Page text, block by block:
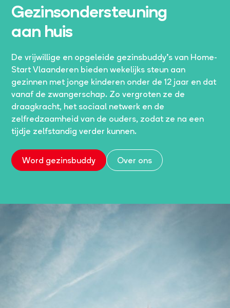
Gezinsondersteuning
aan huis
De vrijwillige en opgeleide gezinsbuddy’s van Home-
Start Vlaanderen bieden wekelijks steun aan
gezinnen met jonge kinderen onder de 12 jaar en dat
vanaf de zwangerschap. Zo vergroten ze de
draagkracht, het sociaal netwerk en de
zelfredzaamheid van de ouders, zodat ze na een
tijdje zelfstandig verder kunnen.
Word gezinsbuddy Over ons